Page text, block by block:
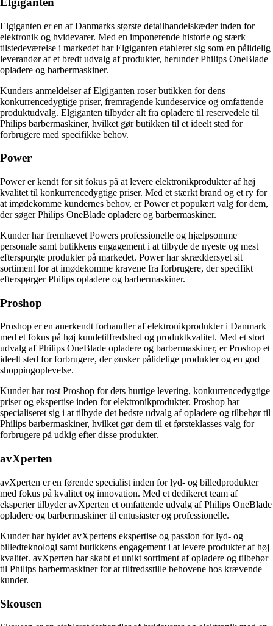
Elgiganten er en af Danmarks største detailhandelskæder inden for
elektronik og hvidevarer. Med en imponerende historie og stærk
tilstedeværelse i markedet har Elgiganten etableret sig som en pålidelig
leverandør af et bredt udvalg af produkter, herunder Philips OneBlade
opladere og barbermaskiner.
Kunders anmeldelser af Elgiganten roser butikken for dens
konkurrencedygtige priser, fremragende kundeservice og omfattende
produktudvalg. Elgiganten tilbyder alt fra opladere til reservedele til
Philips barbermaskiner, hvilket gør butikken til et ideelt sted for
forbrugere med specifikke behov.
Power
Power er kendt for sit fokus på at levere elektronikprodukter af høj
kvalitet til konkurrencedygtige priser. Med et stærkt brand og et ry for
at imødekomme kundernes behov, er Power et populært valg for dem,
der søger Philips OneBlade opladere og barbermaskiner.
Kunder har fremhævet Powers professionelle og hjælpsomme
personale samt butikkens engagement i at tilbyde de nyeste og mest
efterspurgte produkter på markedet. Power har skræddersyet sit
sortiment for at imødekomme kravene fra forbrugere, der specifikt
efterspørger Philips opladere og barbermaskiner.
Proshop
Proshop er en anerkendt forhandler af elektronikprodukter i Danmark
med et fokus på høj kundetilfredshed og produktkvalitet. Med et stort
udvalg af Philips OneBlade opladere og barbermaskiner, er Proshop et
ideelt sted for forbrugere, der ønsker pålidelige produkter og en god
shoppingoplevelse.
Kunder har rost Proshop for dets hurtige levering, konkurrencedygtige
priser og ekspertise inden for elektronikprodukter. Proshop har
specialiseret sig i at tilbyde det bedste udvalg af opladere og tilbehør til
Philips barbermaskiner, hvilket gør dem til et førsteklasses valg for
forbrugere på udkig efter disse produkter.
avXperten
avXperten er en førende specialist inden for lyd- og billedprodukter
med fokus på kvalitet og innovation. Med et dedikeret team af
eksperter tilbyder avXperten et omfattende udvalg af Philips OneBlade
opladere og barbermaskiner til entusiaster og professionelle.
Kunder har hyldet avXpertens ekspertise og passion for lyd- og
billedteknologi samt butikkens engagement i at levere produkter af høj
kvalitet. avXperten har skabt et unikt sortiment af opladere og tilbehør
til Philips barbermaskiner for at tilfredsstille behovene hos krævende
kunder.
Skousen